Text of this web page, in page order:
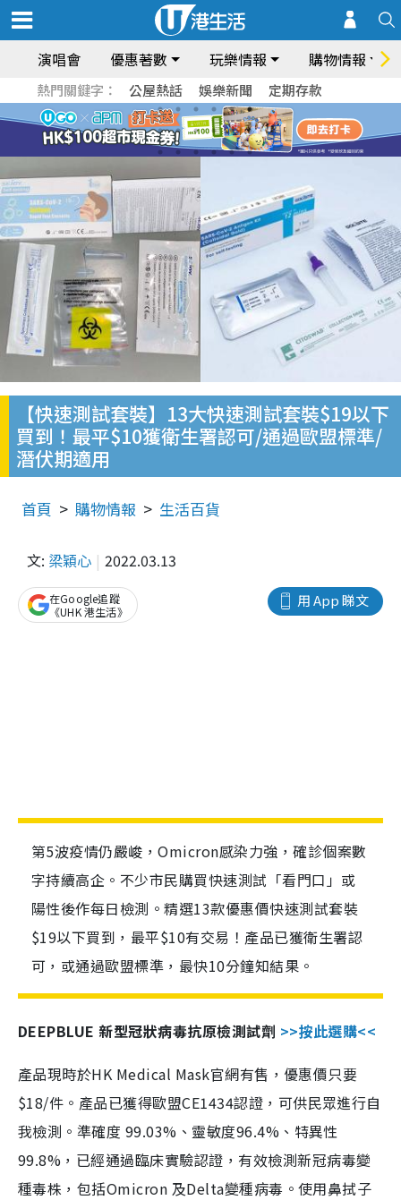
演唱會 優惠著數 玩樂情報 購物情報
熱門關鍵字： 公屋熱話 娛樂新聞 定期存款
【快速測試套裝】13大快速測試套裝$19以下
買到！最平$10獲衛生署認可/通過歐盟標準/
潛伏期適用
首頁 購物情報 生活百貨
文: 梁穎心 2022.03.13
用 App 睇文
在Google追蹤
《UHK 港生活》
第5波疫情仍嚴峻，Omicron感染力強，確診個案數
字持續高企。不少市民購買快速測試「看門口」或
陽性後作每日檢測。精選13款優惠價快速測試套裝
$19以下買到，最平$10有交易！產品已獲衛生署認
可，或通過歐盟標準，最快10分鐘知結果。
DEEPBLUE 新型冠狀病毒抗原檢測試劑 >>按此選購<<
產品現時於HK Medical Mask官網有售，優惠價只要
$18/件。產品已獲得歐盟CE1434認證，可供民眾進行自
我檢測。準確度 99.03%、靈敏度96.4%、特異性
99.8%，已經通過臨床實驗認證，有效檢測新冠病毒變
種毒株，包括Omicron 及Delta變種病毒。使用鼻拭子